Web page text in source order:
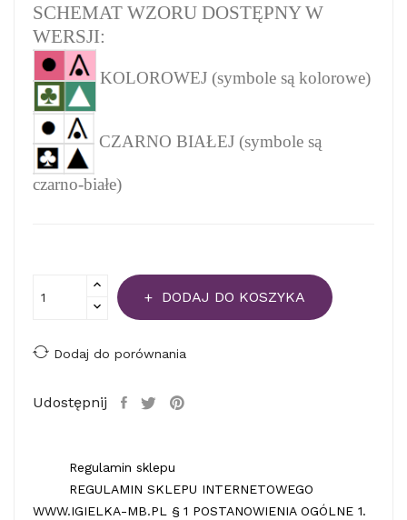
SCHEMAT WZORU DOSTĘPNY W
WERSJI:
KOLOROWEJ (symbole są kolorowe)
CZARNO BIAŁEJ (symbole są
czarno-białe)
DODAJ DO KOSZYKA
Dodaj do porównania
Udostępnij
Regulamin sklepu
REGULAMIN SKLEPU INTERNETOWEGO
WWW.IGIELKA-MB.PL § 1 POSTANOWIENIA OGÓLNE 1.